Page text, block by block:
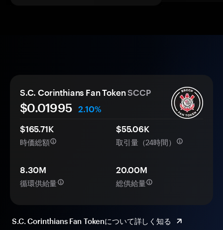
S.C. Corinthians Fan TokenSCCP
$0.01995
2.10%
$165.71K
時価総額
$55.06K
取引量（24時間）
8.30M
循環供給量
20.00M
総供給量
S.C. Corinthians Fan Tokenについて詳しく知る